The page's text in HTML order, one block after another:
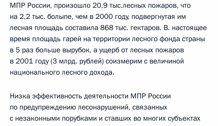
МПР России, произошло 20,9 тыс.лесных пожаров, что
на 2,2 тыс. болыпе, чем в 2000 году, подвергнутая им
лесная площадь составила 868 тыс. гектаров. В. настоящее
время площадь гарей на территории лесного фонда страны
в 5 раз больше вырубок, а ущерб от лесных пожаров
в 2001 году (3 млрд. рублей) соизмерим с величиной
национального лесного дохода.
Низка эффективность деятельности МПР России
по предупреждению лесонарушений, связанных
с незаконными порубками и ставших во многих субъектах